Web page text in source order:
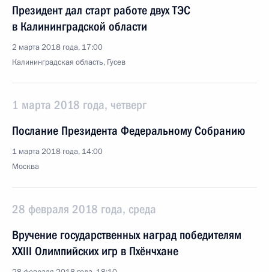
Президент дал старт работе двух ТЭС
в Калининградской области
2 марта 2018 года, 17:00
Калининградская область, Гусев
1 марта 2018 года, четверг
Послание Президента Федеральному Собранию
1 марта 2018 года, 14:00
Москва
28 февраля 2018 года, среда
Вручение государственных наград победителям
XXIII Олимпийских игр в Пхёнчхане